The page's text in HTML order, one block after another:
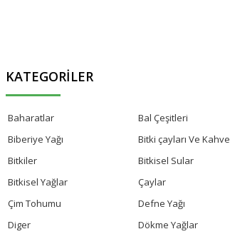
KATEGORILER
Baharatlar
Bal Çeşitleri
Biberiye Yağı
Bitki çayları Ve Kahve
Bitkiler
Bitkisel Sular
Bitkisel Yağlar
Çaylar
Çim Tohumu
Defne Yağı
Diger
Dökme Yağlar